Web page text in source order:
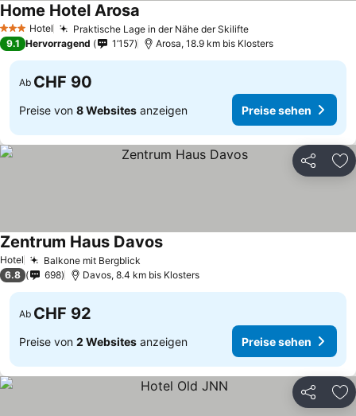
3 SterneHotel Praktische Lage in der Nähe der Skilifte
Home Hotel Arosa
9.1 Hervorragend 1’157 Arosa, 18.9 km bis Klosters
Ab CHF 90
Preise von 8 Websites anzeigen Preise sehen
Teilen
Hotel Balkone mit Bergblick
Zentrum Haus Davos
6.8 698 Davos, 8.4 km bis Klosters
Ab CHF 92
Preise von 2 Websites anzeigen Preise sehen
Teilen